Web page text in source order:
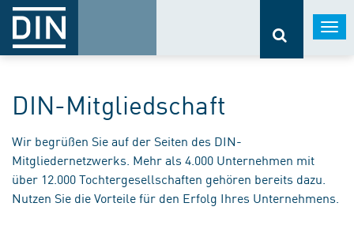
DIN-Mitgliedschaft
Wir begrüßen Sie auf der Seiten des DIN-
Mitgliedernetzwerks. Mehr als 4.000 Unternehmen mit
über 12.000 Tochtergesellschaften gehören bereits dazu.
Nutzen Sie die Vorteile für den Erfolg Ihres Unternehmens.